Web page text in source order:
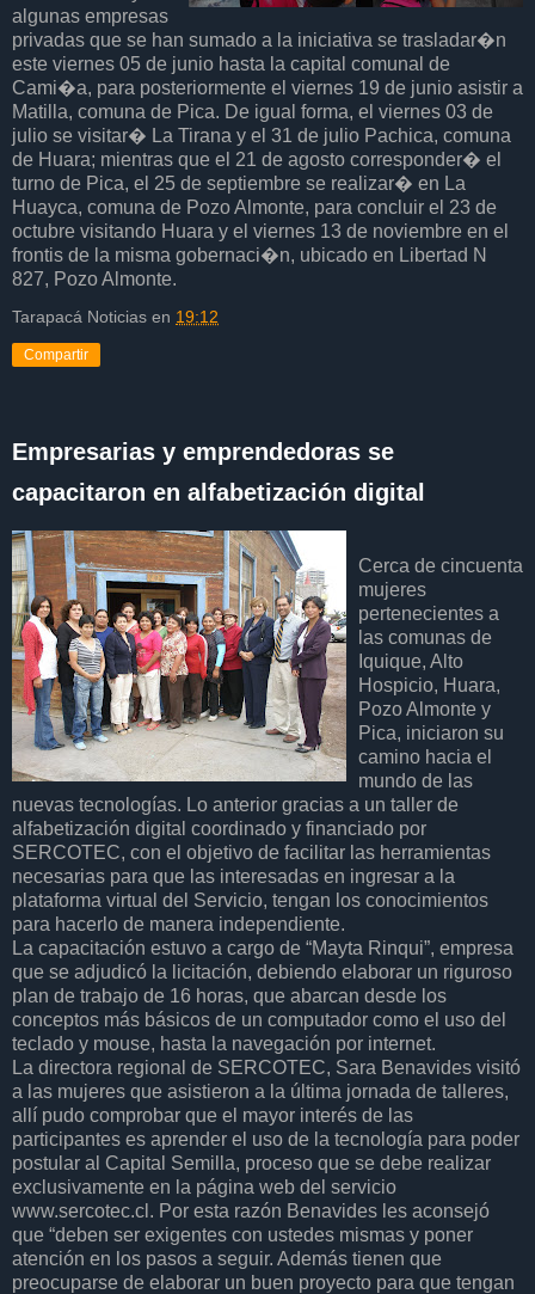
algunas empresas
privadas que se han sumado a la iniciativa se trasladar�n
este viernes 05 de junio hasta la capital comunal de
Cami�a, para posteriormente el viernes 19 de junio asistir a
Matilla, comuna de Pica. De igual forma, el viernes 03 de
julio se visitar� La Tirana y el 31 de julio Pachica, comuna
de Huara; mientras que el 21 de agosto corresponder� el
turno de Pica, el 25 de septiembre se realizar� en La
Huayca, comuna de Pozo Almonte, para concluir el 23 de
octubre visitando Huara y el viernes 13 de noviembre en el
frontis de la misma gobernaci�n, ubicado en Libertad N
827, Pozo Almonte.
Tarapacá Noticias en 19:12
Compartir
Empresarias y emprendedoras se
capacitaron en alfabetización digital
Cerca de cincuenta
mujeres
pertenecientes a
las comunas de
Iquique, Alto
Hospicio, Huara,
Pozo Almonte y
Pica, iniciaron su
camino hacia el
mundo de las
nuevas tecnologías. Lo anterior gracias a un taller de
alfabetización digital coordinado y financiado por
SERCOTEC, con el objetivo de facilitar las herramientas
necesarias para que las interesadas en ingresar a la
plataforma virtual del Servicio, tengan los conocimientos
para hacerlo de manera independiente.
La capacitación estuvo a cargo de “Mayta Rinqui”, empresa
que se adjudicó la licitación, debiendo elaborar un riguroso
plan de trabajo de 16 horas, que abarcan desde los
conceptos más básicos de un computador como el uso del
teclado y mouse, hasta la navegación por internet.
La directora regional de SERCOTEC, Sara Benavides visitó
a las mujeres que asistieron a la última jornada de talleres,
allí pudo comprobar que el mayor interés de las
participantes es aprender el uso de la tecnología para poder
postular al Capital Semilla, proceso que se debe realizar
exclusivamente en la página web del servicio
www.sercotec.cl. Por esta razón Benavides les aconsejó
que “deben ser exigentes con ustedes mismas y poner
atención en los pasos a seguir. Además tienen que
preocuparse de elaborar un buen proyecto para que tengan